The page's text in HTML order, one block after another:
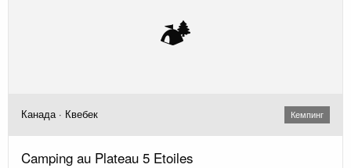
🏕️
Канада · Квебек Кемпинг
Camping au Plateau 5 Etoiles